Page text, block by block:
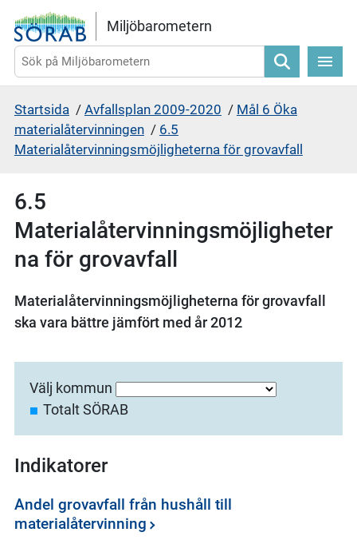
Gå direkt till sidans innehåll
Miljöbarometern
Sök
Startsida / Avfallsplan 2009-2020 / Mål 6 Öka
materialåtervinningen / 6.5
Materialåtervinningsmöjligheterna för grovavfall
6.5
Materialåtervinningsmöjligheter
na för grovavfall
Materialåtervinningsmöjligheterna för grovavfall
ska vara bättre jämfört med år 2012
Välj kommun
Totalt SÖRAB
Indikatorer
Andel grovavfall från hushåll till
materialåtervinning